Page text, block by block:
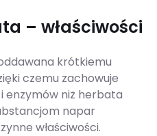
– właściwości
krótkiemu
czemu zachowuje
enzymów niż herbata
napar
właściwości.